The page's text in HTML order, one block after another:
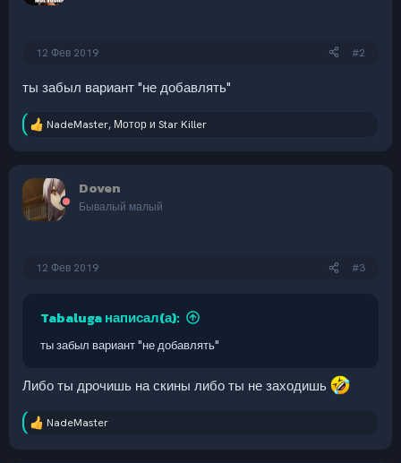
12 Фев 2019 #2
ты забыл вариант "не добавлять"
Р
и
и
NadeMaster, Мотори Star Killer
Doven
Бывалый малый
12 Фев 2019 #3
Tabaluga написал(а):
ты забыл вариант "не добавлять"
Либо ты дрочишь на скины либо ты не заходишь
Р
NadeMaster